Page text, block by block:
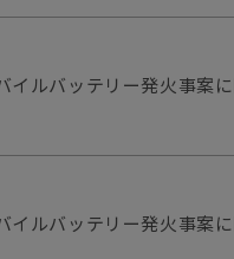
イルバッテリー発火事案
イルバッテリー発火事案